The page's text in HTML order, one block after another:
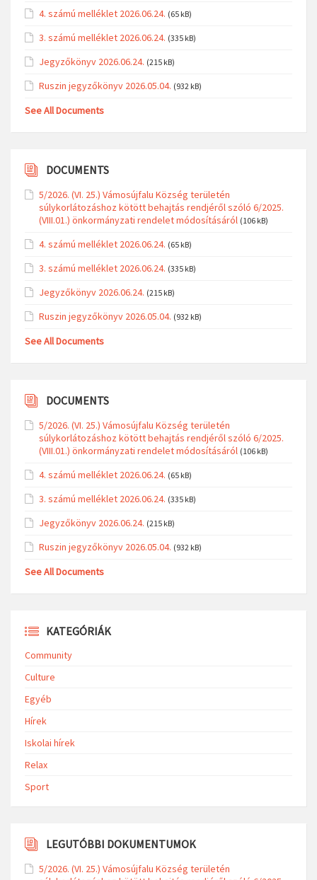
4. számú melléklet 2026.06.24. (65 kB)
3. számú melléklet 2026.06.24. (335 kB)
Jegyzőkönyv 2026.06.24. (215 kB)
Ruszin jegyzőkönyv 2026.05.04. (932 kB)
See All Documents
DOCUMENTS
5/2026. (VI. 25.) Vámosújfalu Község területén
súlykorlátozáshoz kötött behajtás rendjéről szóló 6/2025.
(VIII.01.) önkormányzati rendelet módosításáról (106 kB)
4. számú melléklet 2026.06.24. (65 kB)
3. számú melléklet 2026.06.24. (335 kB)
Jegyzőkönyv 2026.06.24. (215 kB)
Ruszin jegyzőkönyv 2026.05.04. (932 kB)
See All Documents
DOCUMENTS
5/2026. (VI. 25.) Vámosújfalu Község területén
súlykorlátozáshoz kötött behajtás rendjéről szóló 6/2025.
(VIII.01.) önkormányzati rendelet módosításáról (106 kB)
4. számú melléklet 2026.06.24. (65 kB)
3. számú melléklet 2026.06.24. (335 kB)
Jegyzőkönyv 2026.06.24. (215 kB)
Ruszin jegyzőkönyv 2026.05.04. (932 kB)
See All Documents
KATEGÓRIÁK
Community
Culture
Egyéb
Hírek
Iskolai hírek
Relax
Sport
LEGUTÓBBI DOKUMENTUMOK
5/2026. (VI. 25.) Vámosújfalu Község területén